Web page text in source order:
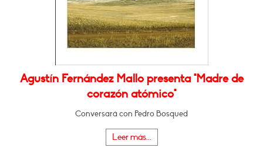
Agustín Fernández Mallo presenta "Madre de
corazón atómico"
Conversará con Pedro Bosqued
Leer más...